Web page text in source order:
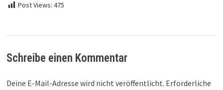
Post Views: 475
Schreibe einen Kommentar
Deine E-Mail-Adresse wird nicht veröffentlicht. Erforderliche